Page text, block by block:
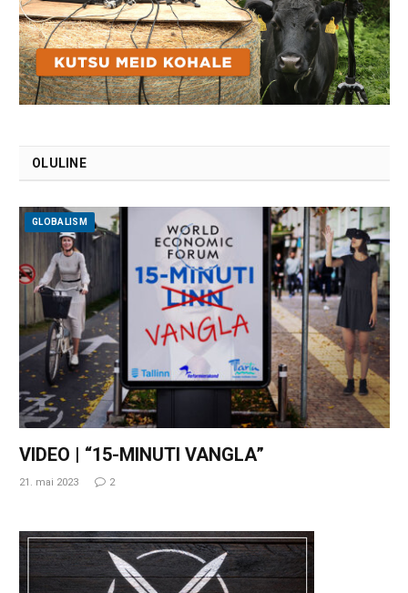
OLULINE
GLOBALISM
VIDEO | “15-MINUTI VANGLA”
21. mai 2023 2